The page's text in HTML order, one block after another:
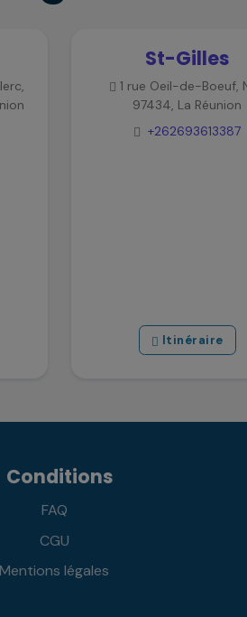
St-Gilles
1 rue Oeil-de-Boeuf,
97434, La Réunion
+262693613387
Itinéraire
Conditions
FAQ
CGU
Mentions légales